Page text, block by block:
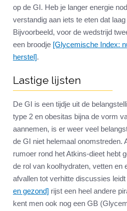
op de GI. Heb je langer energie
verstandig aan iets te eten dat
Bijvoorbeeld, voor de wedstrijd
een broodje [Glycemische Index:
herstel].
Lastige lijsten
De GI is een tijdje uit de
type 2 en obesitas bijna de vorm
aannemen, is er weer veel
de GI niet helemaal onomstreden.
rumoer rond het Atkins-dieet hebt
de rol van koolhydraten, vetten en
afvallen tot verhitte discussies leidt
en gezond] rijst een heel andere
kent men ook nog een GB